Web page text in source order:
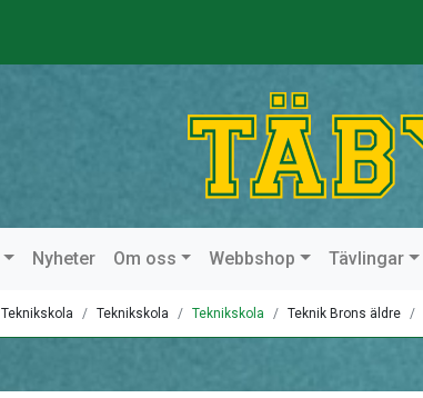
Nyheter Om oss Webbshop Tävlingar
Teknikskola Teknikskola Teknikskola Teknik Brons äldre